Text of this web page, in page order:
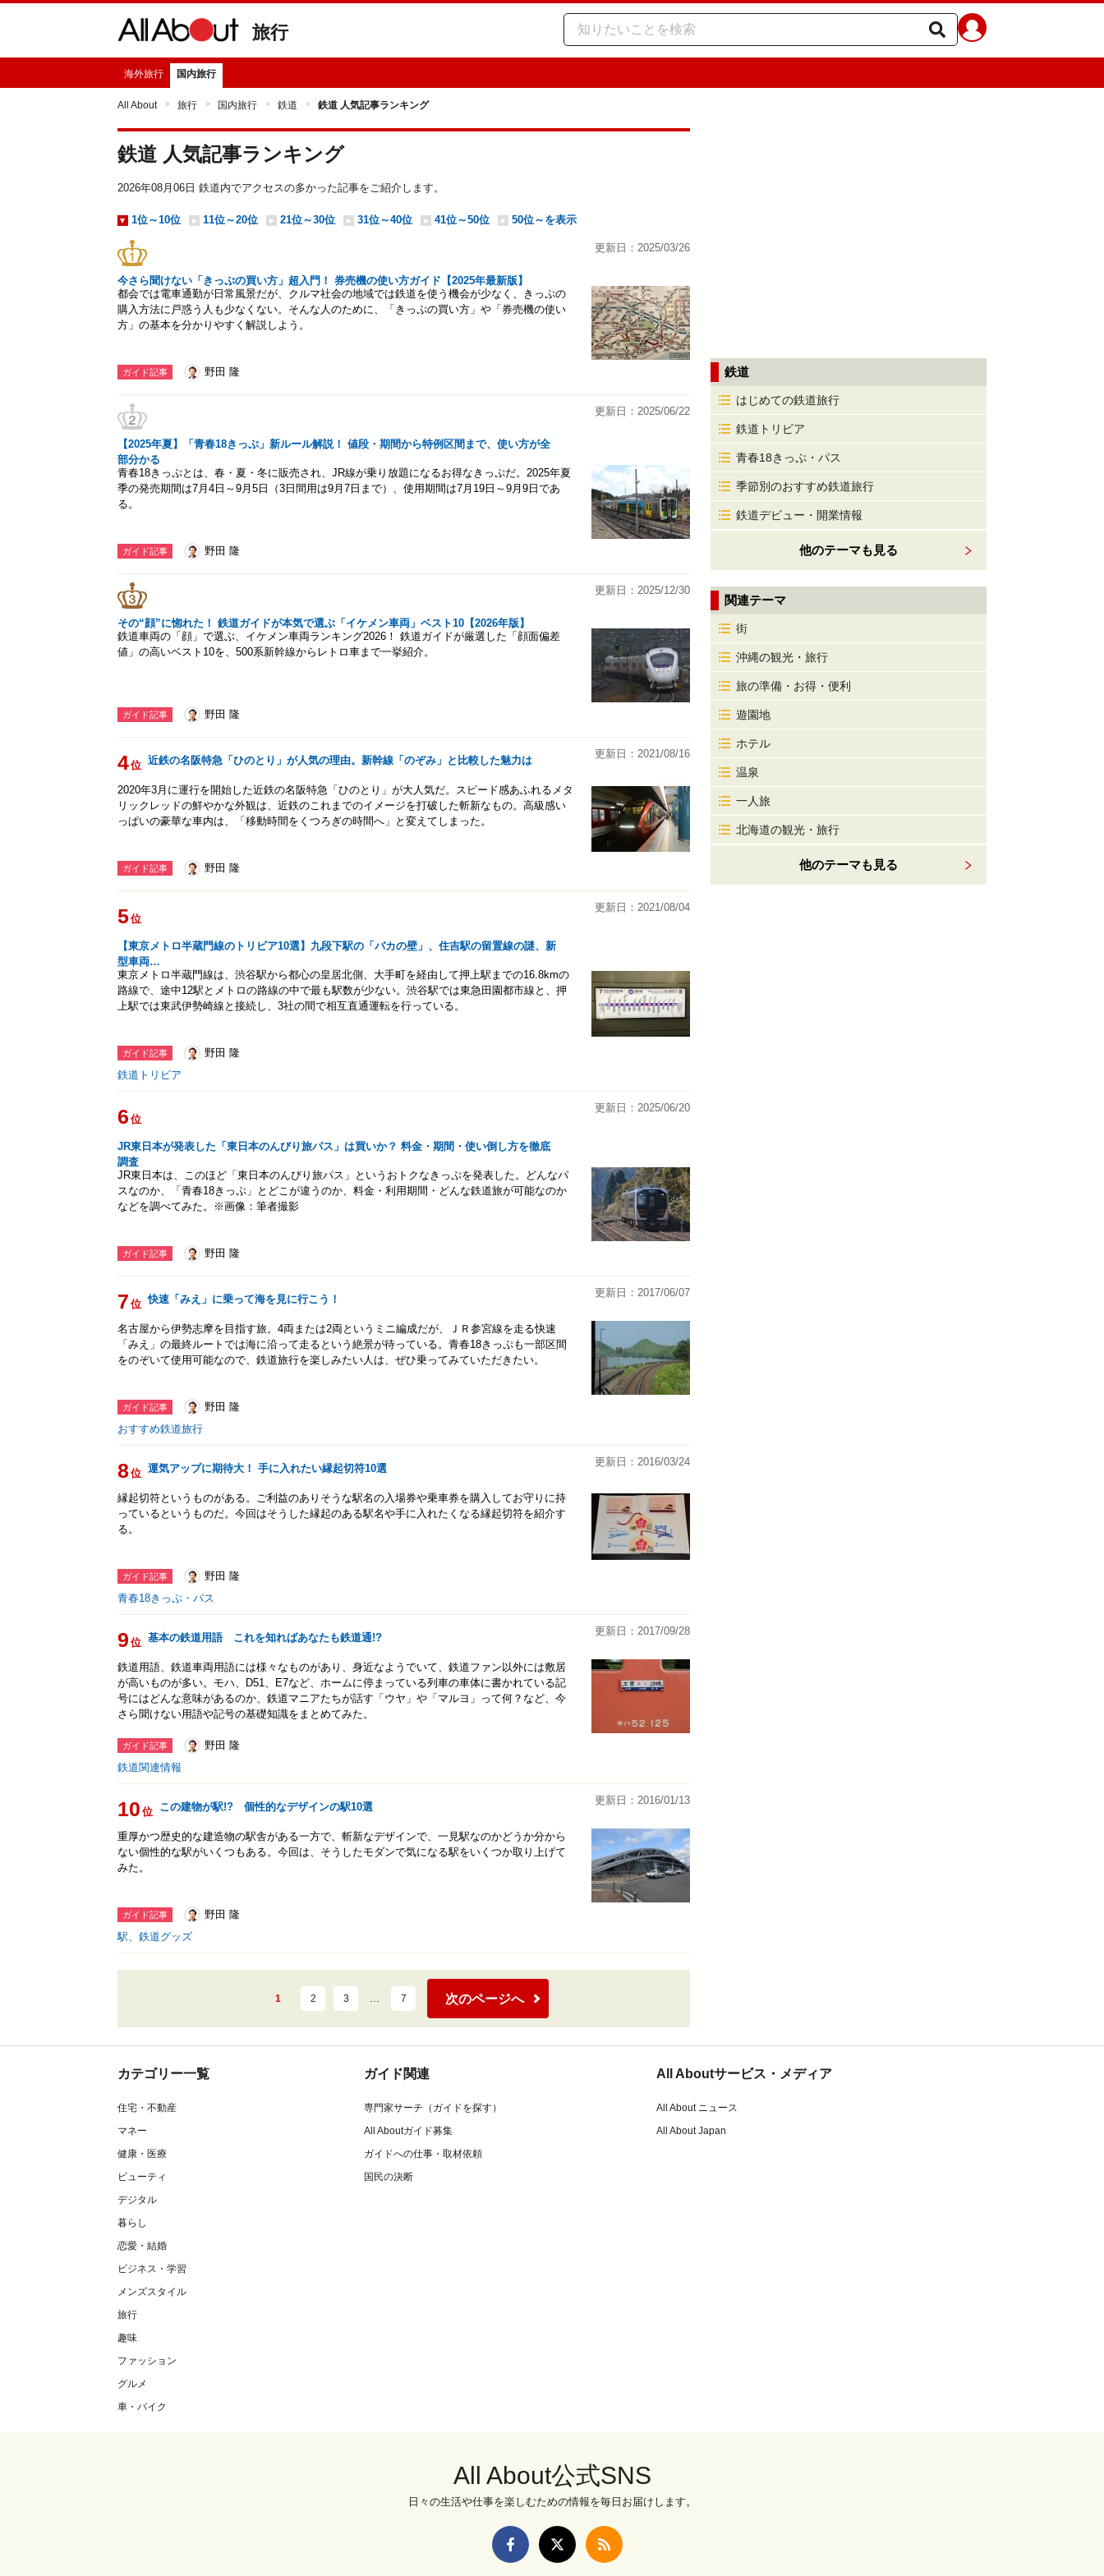
旅行
海外旅行 国内旅行
All About 旅行 国内旅行 鉄道 鉄道 人気記事ランキング
鉄道 人気記事ランキング
2026年08月06日 鉄道内でアクセスの多かった記事をご紹介します。
1位～10位 11位～20位 21位～30位 31位～40位 41位～50位 50位～を表示
今さら聞けない「きっぷの買い方」超入門！ 券売機の使い方ガイド【2025年最新版】
更新日：2025/03/26
都会では電車通勤が日常風景だが、クルマ社会の地域では鉄道を使う機会が少なく、きっぷの
購入方法に戸惑う人も少なくない。そんな人のために、「きっぷの買い方」や「券売機の使い
方」の基本を分かりやすく解説しよう。
ガイド記事 野田 隆
【2025年夏】「青春18きっぷ」新ルール解説！ 値段・期間から特例区間まで、使い方が全
部分かる
更新日：2025/06/22
青春18きっぷとは、春・夏・冬に販売され、JR線が乗り放題になるお得なきっぷだ。2025年夏
季の発売期間は7月4日～9月5日（3日間用は9月7日まで）、使用期間は7月19日～9月9日であ
る。
ガイド記事 野田 隆
その“顔”に惚れた！ 鉄道ガイドが本気で選ぶ「イケメン車両」ベスト10【2026年版】
更新日：2025/12/30
鉄道車両の「顔」で選ぶ、イケメン車両ランキング2026！ 鉄道ガイドが厳選した「顔面偏差
値」の高いベスト10を、500系新幹線からレトロ車まで一挙紹介。
ガイド記事 野田 隆
4位 近鉄の名阪特急「ひのとり」が人気の理由。新幹線「のぞみ」と比較した魅力は
更新日：2021/08/16
2020年3月に運行を開始した近鉄の名阪特急「ひのとり」が大人気だ。スピード感あふれるメタ
リックレッドの鮮やかな外観は、近鉄のこれまでのイメージを打破した斬新なもの。高級感い
っぱいの豪華な車内は、「移動時間をくつろぎの時間へ」と変えてしまった。
ガイド記事 野田 隆
5位
【東京メトロ半蔵門線のトリビア10選】九段下駅の「バカの壁」、住吉駅の留置線の謎、新
型車両…
更新日：2021/08/04
東京メトロ半蔵門線は、渋谷駅から都心の皇居北側、大手町を経由して押上駅までの16.8kmの
路線で、途中12駅とメトロの路線の中で最も駅数が少ない。渋谷駅では東急田園都市線と、押
上駅では東武伊勢崎線と接続し、3社の間で相互直通運転を行っている。
ガイド記事
野田 隆
鉄道トリビア
6 位
JR東日本が発表した「東日本のんびり旅パス」は買いか？ 料金・期間・使い倒し方を徹底
調査
更新日：2025/06/20
JR東日本は、このほど「東日本のんびり旅パス」というおトクなきっぷを発表した。どんなパ
スなのか、「青春18きっぷ」とどこが違うのか、料金・利用期間・どんな鉄道旅が可能なのか
などを調べてみた。※画像：筆者撮影
ガイド記事 野田 隆
7 位 快速「みえ」に乗って海を見に行こう！
更新日：2017/06/07
名古屋から伊勢志摩を目指す旅。4両または2両というミニ編成だが、ＪＲ参宮線を走る快速
「みえ」の最終ルートでは海に沿って走るという絶景が待っている。青春18きっぷも一部区間
をのぞいて使用可能なので、鉄道旅行を楽しみたい人は、ぜひ乗ってみていただきたい。
ガイド記事
野田 隆
おすすめ鉄道旅行
8位 運気アップに期待大！ 手に入れたい縁起切符10選
更新日：2016/03/24
縁起切符というものがある。ご利益のありそうな駅名の入場券や乗車券を購入してお守りに持
っているというものだ。今回はそうした縁起のある駅名や手に入れたくなる縁起切符を紹介す
る。
ガイド記事
野田 隆
青春18きっぷ・パス
9 位 基本の鉄道用語 これを知ればあなたも鉄道通!?
更新日：2017/09/28
鉄道用語、鉄道車両用語には様々なものがあり、身近なようでいて、鉄道ファン以外には敷居
が高いものが多い。モハ、D51、E7など、ホームに停まっている列車の車体に書かれている記
号にはどんな意味があるのか、鉄道マニアたちが話す「ウヤ」や「マルヨ」って何？など、今
さら聞けない用語や記号の基礎知識をまとめてみた。
ガイド記事
野田 隆
鉄道関連情報
10 位 この建物が駅!? 個性的なデザインの駅10選
更新日：2016/01/13
重厚かつ歴史的な建造物の駅舎がある一方で、斬新なデザインで、一見駅なのかどうか分から
ない個性的な駅がいくつもある。今回は、そうしたモダンで気になる駅をいくつか取り上げて
みた。
ガイド記事
野田 隆
駅、鉄道グッズ
1 2 3 … 7 次のページへ
鉄道
はじめての鉄道旅行
鉄道トリビア
青春18きっぷ・パス
季節別のおすすめ鉄道旅行
鉄道デビュー・開業情報
他のテーマも見る
関連テーマ
街
沖縄の観光・旅行
旅の準備・お得・便利
遊園地
ホテル
温泉
一人旅
北海道の観光・旅行
他のテーマも見る
カテゴリー一覧
住宅・不動産
マネー
健康・医療
ビューティ
デジタル
暮らし
恋愛・結婚
ビジネス・学習
メンズスタイル
旅行
趣味
ファッション
グルメ
車・バイク
ガイド関連
専門家サーチ（ガイドを探す）
All Aboutガイド募集
ガイドへの仕事・取材依頼
国民の決断
All Aboutサービス・メディア
All About ニュース
All About Japan
All About公式SNS
日々の生活や仕事を楽しむための情報を毎日お届けします。